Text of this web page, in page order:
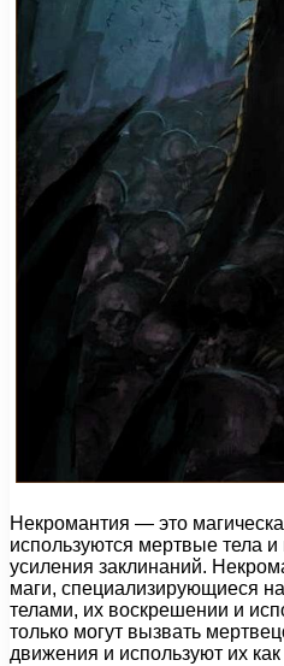
Некромантия — это
используются мертвые тела и
усиления заклинаний.
маги, специализирующиеся
телами, их воскрешении и
только могут вызвать
движения и используют их